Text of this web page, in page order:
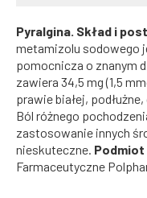
Pyralgina. Skład i
metamizolu sodowego
pomocnicza o znanym
zawiera 34,5 mg (1,5
prawie białej,
Ból różnego
zastosowanie innych
nieskuteczne.
Farmaceutyczne